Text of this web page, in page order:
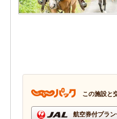
この施設と
航空券付プラ